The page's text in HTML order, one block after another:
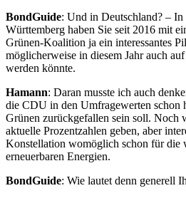
BondGuide: Und in Deutschland? –
Württemberg haben Sie seit 2016 mit
Grünen-Koalition ja ein interessantes
möglicherweise in diesem Jahr auch
werden könnte.
Hamann: Daran musste ich auch
die CDU in den Umfragewerten schon
Grünen zurückgefallen sein soll. Noch
aktuelle Prozentzahlen geben, aber
Konstellation womöglich schon für die
erneuerbaren Energien.
BondGuide: Wie lautet denn generell